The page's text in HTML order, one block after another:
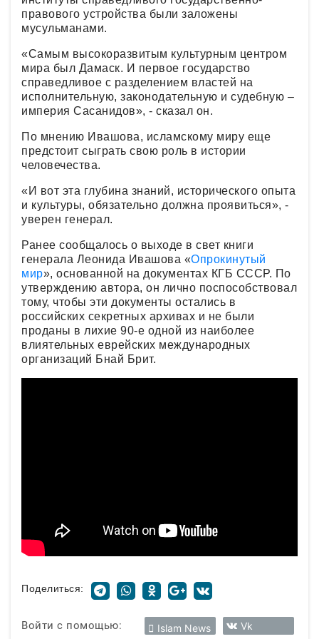
правового устройства были заложены
мусульманами.
«Самым высокоразвитым культурным центром
мира был Дамаск. И первое государство
справедливое с разделением властей на
исполнительную, законодательную и судебную –
империя Сасанидов», - сказал он.
По мнению Ивашова, исламскому миру еще
предстоит сыграть свою роль в истории
человечества.
«И вот эта глубина знаний, исторического опыта
и культуры, обязательно должна проявиться», -
уверен генерал.
Ранее сообщалось о выходе в свет книги
генерала Леонида Ивашова «Опрокинутый
мир», основанной на документах КГБ СССР. По
утверждению автора, он лично поспособствовал
тому, чтобы эти документы остались в
российских секретных архивах и не были
проданы в лихие 90-е одной из наиболее
влиятельных еврейских международных
организаций Бнай Брит.
Поделиться:
Войти с помощью: Islam News Vk